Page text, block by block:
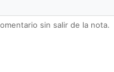
sin salir de la nota.